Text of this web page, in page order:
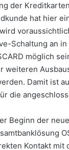
der
hat hier
Schaltung an
möglich
weiteren
Damit ist
die
Beginn der
Kontakt